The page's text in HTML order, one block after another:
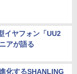
イヤフォン「UU2
アが語る
化するSHANLING